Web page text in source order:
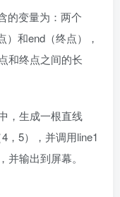
的变量为：两个
）和end（终点），
和终点之间的长
，生成一根直线
，5），并调用line1
输出到屏幕。